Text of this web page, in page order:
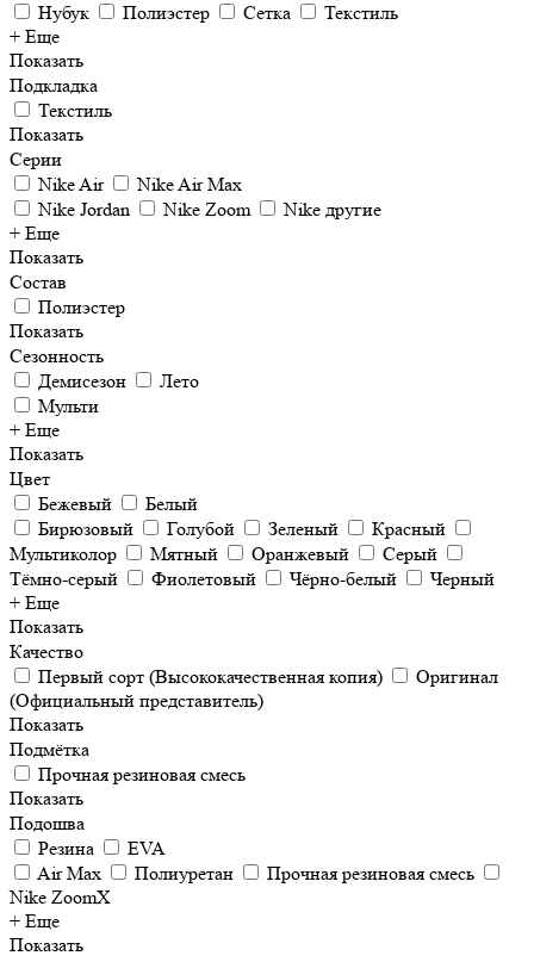
Нубук
Полиэстер Сетка
Текстиль
+ Еще
Показать
Подкладка
Текстиль
Показать
Серии
Nike Air
Nike Air Max
Nike Jordan
Nike Zoom
Nike другие
+ Еще
Показать
Состав
Полиэстер
Показать
Сезонность
Демисезон
Лето
Мульти
+ Еще
Показать
Цвет
Бежевый
Белый
Бирюзовый
Голубой Зеленый
Красный
Мультиколор
Мятный Оранжевый
Серый
Тёмно-серый
Фиолетовый Чёрно-белый
Черный
+ Еще
Показать
Качество
Первый сорт (Высококачественная копия)
Оригинал
(Официальный представитель)
Показать
Подмётка
Прочная резиновая смесь
Показать
Подошва
Резина
EVA
Air Max
Полиуретан
Прочная резиновая смесь
Nike ZoomX
+ Еще
Показать